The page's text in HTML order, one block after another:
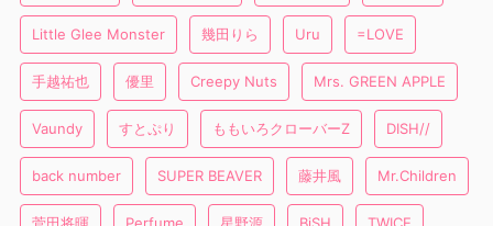
Little Glee Monster 幾田りら Uru =LOVE
手越祐也 優里 Creepy Nuts Mrs. GREEN APPLE
Vaundy すとぷり ももいろクローバーZ DISH//
back number SUPER BEAVER 藤井風 Mr.Children